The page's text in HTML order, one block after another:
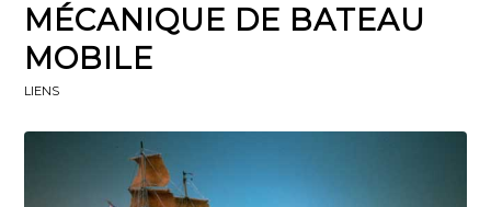
MÉCANIQUE DE BATEAU
MOBILE
LIENS